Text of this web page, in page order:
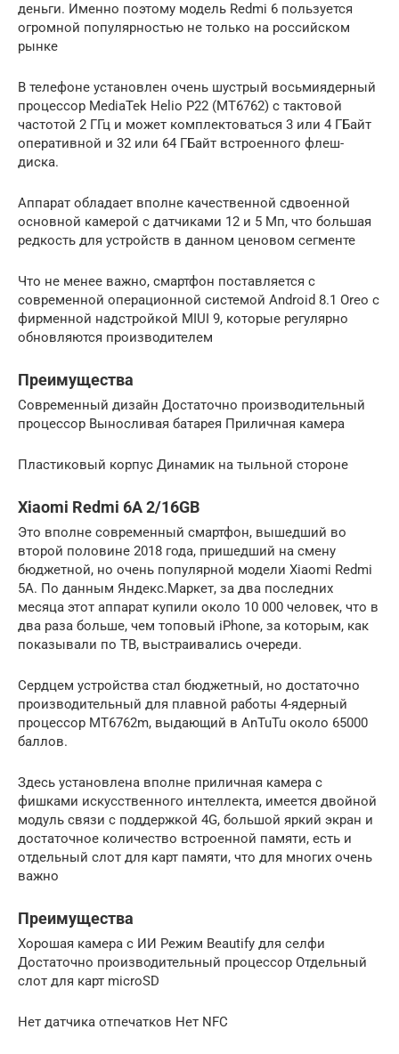
деньги. Именно поэтому модель Redmi 6 пользуется
огромной популярностью не только на российском
рынке
В телефоне установлен очень шустрый восьмиядерный
процессор MediaTek Helio P22 (MT6762) с тактовой
частотой 2 ГГц и может комплектоваться 3 или 4 ГБайт
оперативной и 32 или 64 ГБайт встроенного флеш-
диска.
Аппарат обладает вполне качественной сдвоенной
основной камерой с датчиками 12 и 5 Мп, что большая
редкость для устройств в данном ценовом сегменте
Что не менее важно, смартфон поставляется с
современной операционной системой Android 8.1 Oreo с
фирменной надстройкой MIUI 9, которые регулярно
обновляются производителем
Преимущества
Современный дизайн Достаточно производительный
процессор Выносливая батарея Приличная камера
Пластиковый корпус Динамик на тыльной стороне
Xiaomi Redmi 6A 2/16GB
Это вполне современный смартфон, вышедший во
второй половине 2018 года, пришедший на смену
бюджетной, но очень популярной модели Xiaomi Redmi
5A. По данным Яндекс.Маркет, за два последних
месяца этот аппарат купили около 10 000 человек, что в
два раза больше, чем топовый iPhone, за которым, как
показывали по ТВ, выстраивались очереди.
Сердцем устройства стал бюджетный, но достаточно
производительный для плавной работы 4-ядерный
процессор MT6762m, выдающий в AnTuTu около 65000
баллов.
Здесь установлена вполне приличная камера с
фишками искусственного интеллекта, имеется двойной
модуль связи с поддержкой 4G, большой яркий экран и
достаточное количество встроенной памяти, есть и
отдельный слот для карт памяти, что для многих очень
важно
Преимущества
Хорошая камера с ИИ Режим Beautify для селфи
Достаточно производительный процессор Отдельный
слот для карт microSD
Нет датчика отпечатков Нет NFC